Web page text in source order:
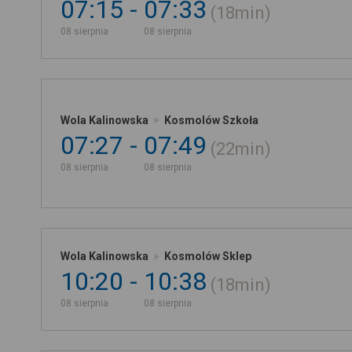
07:15
08 sierpnia
07:33
08 sierpnia
18min
Wola Kalinowska Kosmolów Szkoła
07:27
08 sierpnia
07:49
08 sierpnia
22min
Wola Kalinowska Kosmolów Sklep
10:20
08 sierpnia
10:38
08 sierpnia
18min